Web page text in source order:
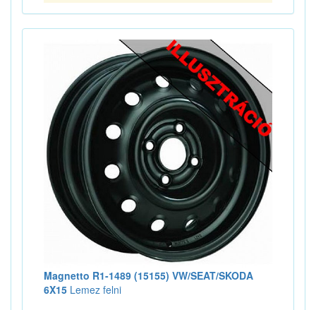
Magnetto R1-1489 (15155) VW/SEAT/SKODA
6X15 Lemez felni